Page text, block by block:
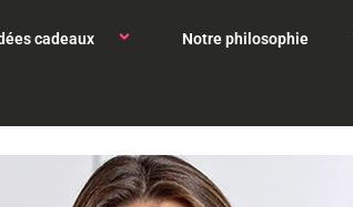
cadeaux Notre philosophie